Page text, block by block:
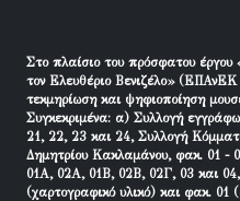
Στο πλαίσιο του πρόσφατου
τον Ελευθέριο Βενιζέλο»
τεκμηρίωση και ψηφιοποίηση
Συγκεκριμένα: α) Συλλογή
21, 22, 23 και 24, Συλλογή
Δημητρίου Κακλαμάνου, φακ. 01 -
01Α, 02Α, 01Β, 02Β, 02Γ, 03 και
(χαρτογραφικό υλικό) και φακ. 01